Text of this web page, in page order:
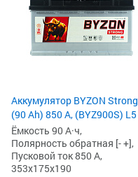
Аккумулятор BYZON Strong
(90 Ah) 850 А, (BYZ900S) L5
Ёмкость 90 А·ч,
Полярность обратная [- +],
Пусковой ток 850 А,
353x175x190